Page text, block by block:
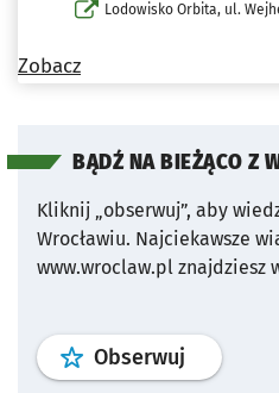
Lodowisko Orbita, ul.
Zobacz
BĄDŹ NA BIEŻĄCO Z
Kliknij „obserwuj”, aby
Wrocławiu. Najciekawsze
www.wroclaw.pl znajdziesz
Obserwuj profil